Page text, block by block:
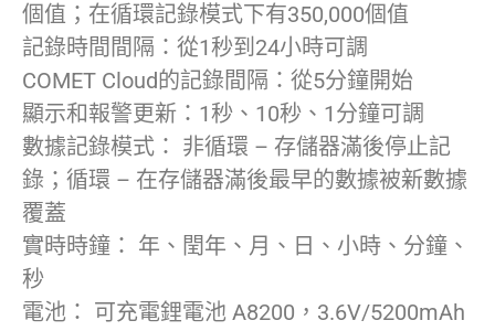
個值；在循環記錄模式下有350,000個值
記錄時間間隔：從1秒到24小時可調
COMET Cloud的記錄間隔：從5分鐘開始
顯示和報警更新：1秒、10秒、1分鐘可調
數據記錄模式： 非循環 – 存儲器滿後停止記
錄；循環 – 在存儲器滿後最早的數據被新數據
覆蓋
實時時鐘： 年、閏年、月、日、小時、分鐘、
秒
電池： 可充電鋰電池 A8200，3.6V/5200mAh